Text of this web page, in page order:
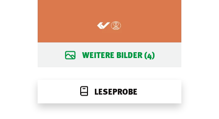
WEITERE BILDER (4)
LESEPROBE